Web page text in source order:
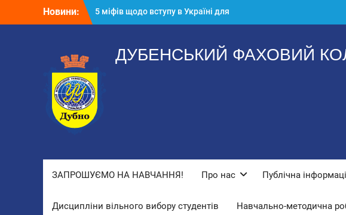
Новини:
5 міфів щодо вступу в Україні для
молоді з окупованих територій!
ВСТУП 2026
ДУБЕНСЬКИЙ ФАХОВИЙ
ЗАПРОШУЄМО НА НАВЧАННЯ! Про нас Публічна
Дисципліни вільного вибору студентів Навчально-методична